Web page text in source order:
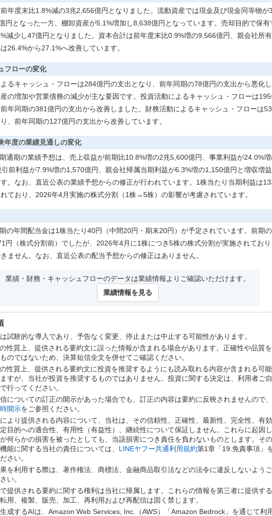
年度末比1.8%減の3兆2,656億円となりました。流動資産では現金及び現金同等物が
円となった一方、棚卸資産が5.1%増加し8,638億円となっています。売却目的で保有
減少し47億円となりました。資本合計は前年度末比0.9%増の9,566億円、親会社所
26.4%から27.1%へ改善しています。
フローの変化
るキャッシュ・フローは284億円の支出となり、前年同期の78億円の支出から悪化
の増加や営業債務の減少が主な要因です。投資活動によるキャッシュ・フローは195
年同期の381億円の支出から改善しました。財務活動によるキャッシュ・フローは
、前年同期の127億円の支出から改善しています。
年度の業績見通しの変化
通期の業績予想は、売上収益が前期比10.8%増の2兆5,600億円、事業利益が24.0%
前利益が7.9%増の1,570億円、親会社帰属当期利益が6.3%増の1,150億円と増収増
。なお、直近公表の業績予想からの修正が行われています。1株当たり当期利益は
ており、2026年4月実施の株式分割（1株→5株）の影響が考慮されています。
の年間配当金は1株当たり40円（中間20円・期末20円）が予定されています。前期
円（株式分割前）でしたが、2026年4月に1株につき5株の株式分割が実施されてお
ません。なお、直近公表の配当予想からの修正はありません。
業績・財務・キャッシュフローのデータは業績情報よりご確認いただけます。
業績情報を見る
試験的な導入であり、予告なく変更、停止または中止する可能性があります。
性質上、提供される要約文に誤った情報が含まれる場合があります。正確性や品質
のではないため、決算短信全文を併せてご確認ください。
性質上、提供される要約文に投資を推奨するようにも読み取れる内容が含まれる可
すが、当社が投資を推奨するものではありません。投資に関する決定は、利用者ご
行ってください。
についての訂正の開示があった場合でも、訂正の内容は要約に反映されませんので、
開示をご参照ください。
より提供される内容について、当社は、その信頼性、正確性、最新性、完全性、有効
目的への適合性、有用性（有益性）、継続性について保証しません。これらに起因
何らかの損害を被ったとしても、当該損害につき責任を負わないものとします。その
能に関する当社の責任については、 LINEヤフー共通利用規約第1章「19.免責事項」
さい。
を利用する際は、著作権法、商標法、金融商品取引法などの法令に違反しないよう
い。
提供される要約に関する権利は当社に帰属します。これらの情報を第三者に提供す
用、複製、販売、加工、再利用および再配信は固く禁じます。
成するAIは、Amazon Web Services, Inc.（AWS）「Amazon Bedrock」を通じて利